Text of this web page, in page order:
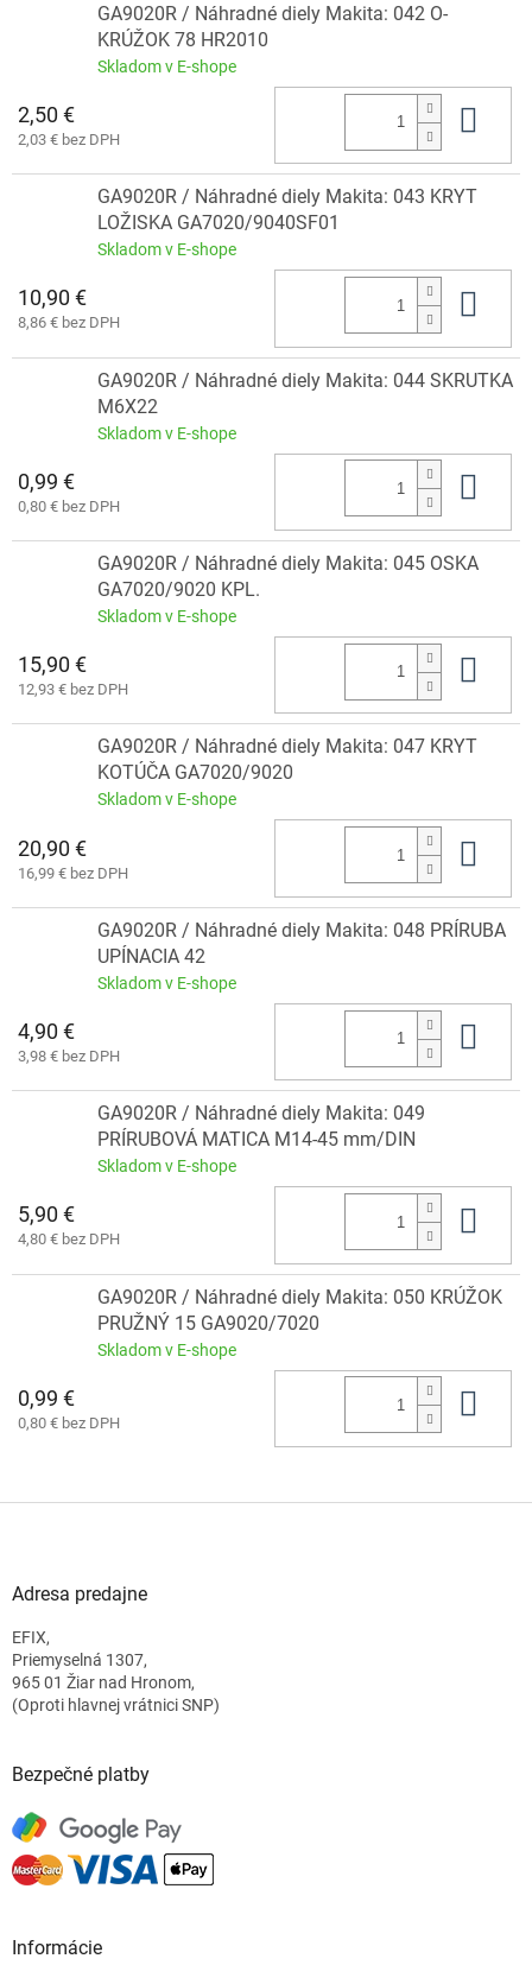
GA9020R / Náhradné diely Makita: 042 O-
KRÚŽOK 78 HR2010
Skladom v E-shope
2,50 €
2,03 € bez DPH
GA9020R / Náhradné diely Makita: 043 KRYT
LOŽISKA GA7020/9040SF01
Skladom v E-shope
10,90 €
8,86 € bez DPH
GA9020R / Náhradné diely Makita: 044 SKRUTKA
M6X22
Skladom v E-shope
0,99 €
0,80 € bez DPH
GA9020R / Náhradné diely Makita: 045 OSKA
GA7020/9020 KPL.
Skladom v E-shope
15,90 €
12,93 € bez DPH
GA9020R / Náhradné diely Makita: 047 KRYT
KOTÚČA GA7020/9020
Skladom v E-shope
20,90 €
16,99 € bez DPH
GA9020R / Náhradné diely Makita: 048 PRÍRUBA
UPÍNACIA 42
Skladom v E-shope
4,90 €
3,98 € bez DPH
GA9020R / Náhradné diely Makita: 049
PRÍRUBOVÁ MATICA M14-45 mm/DIN
Skladom v E-shope
5,90 €
4,80 € bez DPH
GA9020R / Náhradné diely Makita: 050 KRÚŽOK
PRUŽNÝ 15 GA9020/7020
Skladom v E-shope
0,99 €
0,80 € bez DPH
Adresa predajne
EFIX,
Priemyselná 1307,
965 01 Žiar nad Hronom,
(Oproti hlavnej vrátnici SNP)
Bezpečné platby
Informácie